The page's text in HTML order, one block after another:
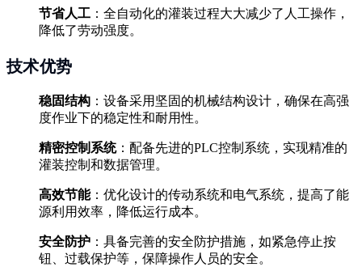
节省人工 ：全自动化的灌装过程大大减少了人工操作，
降低了劳动强度。
技术优势
稳固结构 ：设备采用坚固的机械结构设计，确保在高强
度作业下的稳定性和耐用性。
精密控制系统：配备先进的PLC控制系统，实现精准的
灌装控制和数据管理。
高效节能：优化设计的传动系统和电气系统，提高了能
源利用效率，降低运行成本。
安全防护 ：具备完善的安全防护措施，如紧急停止按
钮、过载保护等，保障操作人员的安全。